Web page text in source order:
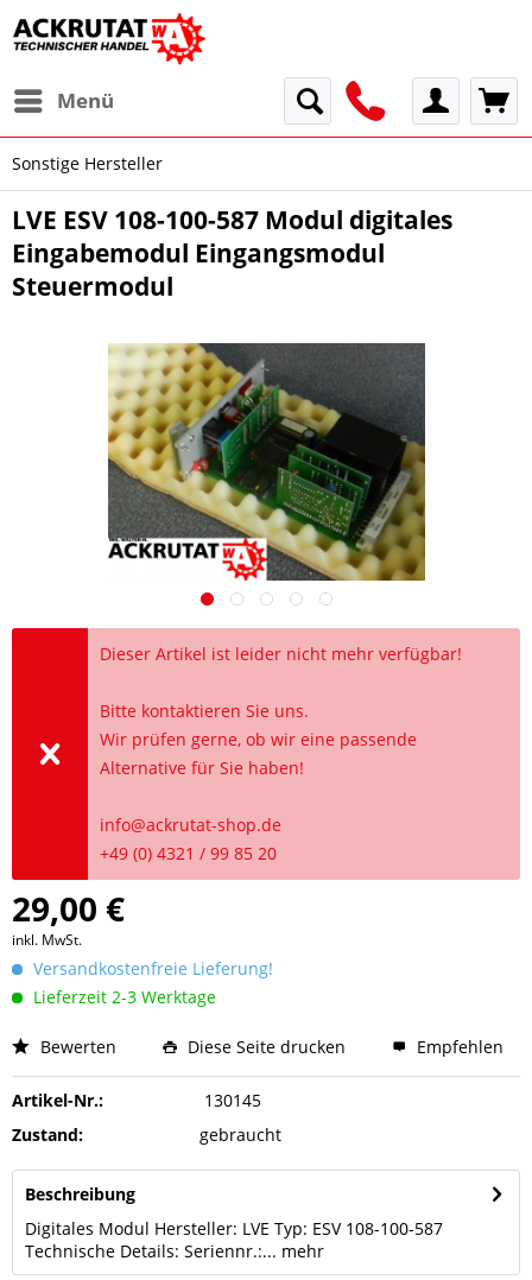
Menü
Sonstige Hersteller
LVE ESV 108-100-587 Modul digitales
Eingabemodul Eingangsmodul
Steuermodul
Dieser Artikel ist leider nicht mehr verfügbar!
Bitte kontaktieren Sie uns.
Wir prüfen gerne, ob wir eine passende
Alternative für Sie haben!
info@ackrutat-shop.de
+49 (0) 4321 / 99 85 20
29,00 €
inkl. MwSt.
Versandkostenfreie Lieferung!
Lieferzeit 2-3 Werktage
Bewerten Diese Seite drucken Empfehlen
Artikel-Nr.:
130145
Zustand:
gebraucht
Beschreibung
Digitales Modul Hersteller: LVE Typ: ESV 108-100-587
Technische Details: Seriennr.:... mehr